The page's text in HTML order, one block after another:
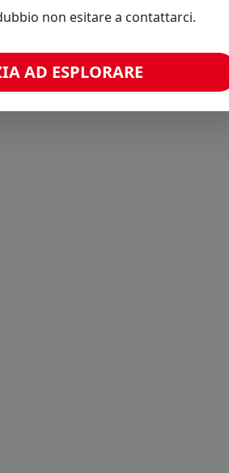
non esitare a contattarci.
AD ESPLORARE